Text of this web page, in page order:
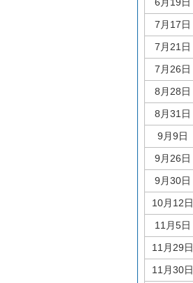
7月17日
7月21日
7月26日
8月28日
8月31日
9月9日
9月26日
9月30日
10月12日
11月5日
11月29日
11月30日